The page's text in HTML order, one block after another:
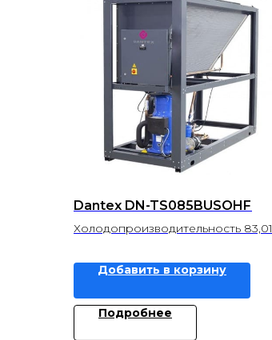
Dantex DN-TS085BUSOHF
Холодопроизводительность 83,01
Теплопроизводительность 0 кВ
Добавить в корзину
Подробнее